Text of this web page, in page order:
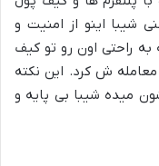
شیبا اینو از امنیت و
به راحتی اون رو تو کیف
معامله ش کرد. این نکته
میده شیبا بی پایه و